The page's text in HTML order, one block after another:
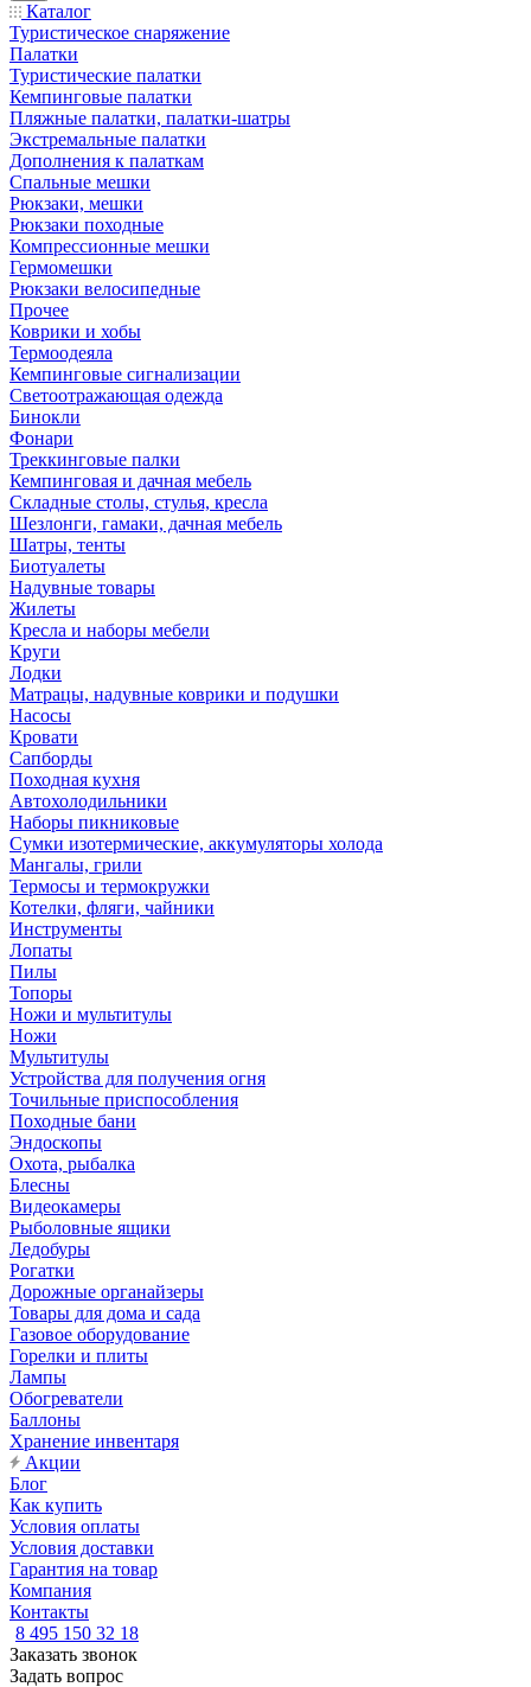
Каталог
Туристическое снаряжение
Палатки
Туристические палатки
Кемпинговые палатки
Пляжные палатки, палатки-шатры
Экстремальные палатки
Дополнения к палаткам
Спальные мешки
Рюкзаки, мешки
Рюкзаки походные
Компрессионные мешки
Гермомешки
Рюкзаки велосипедные
Прочее
Коврики и хобы
Термоодеяла
Кемпинговые сигнализации
Светоотражающая одежда
Бинокли
Фонари
Треккинговые палки
Кемпинговая и дачная мебель
Складные столы, стулья, кресла
Шезлонги, гамаки, дачная мебель
Шатры, тенты
Биотуалеты
Надувные товары
Жилеты
Кресла и наборы мебели
Круги
Лодки
Матрацы, надувные коврики и подушки
Насосы
Кровати
Сапборды
Походная кухня
Автохолодильники
Наборы пикниковые
Сумки изотермические, аккумуляторы холода
Мангалы, грили
Термосы и термокружки
Котелки, фляги, чайники
Инструменты
Лопаты
Пилы
Топоры
Ножи и мультитулы
Ножи
Мультитулы
Устройства для получения огня
Точильные приспособления
Походные бани
Эндоскопы
Охота, рыбалка
Блесны
Видеокамеры
Рыболовные ящики
Ледобуры
Рогатки
Дорожные органайзеры
Товары для дома и сада
Газовое оборудование
Горелки и плиты
Лампы
Обогреватели
Баллоны
Хранение инвентаря
Акции
Блог
Как купить
Условия оплаты
Условия доставки
Гарантия на товар
Компания
Контакты
8 495 150 32 18
Заказать звонок
Задать вопрос